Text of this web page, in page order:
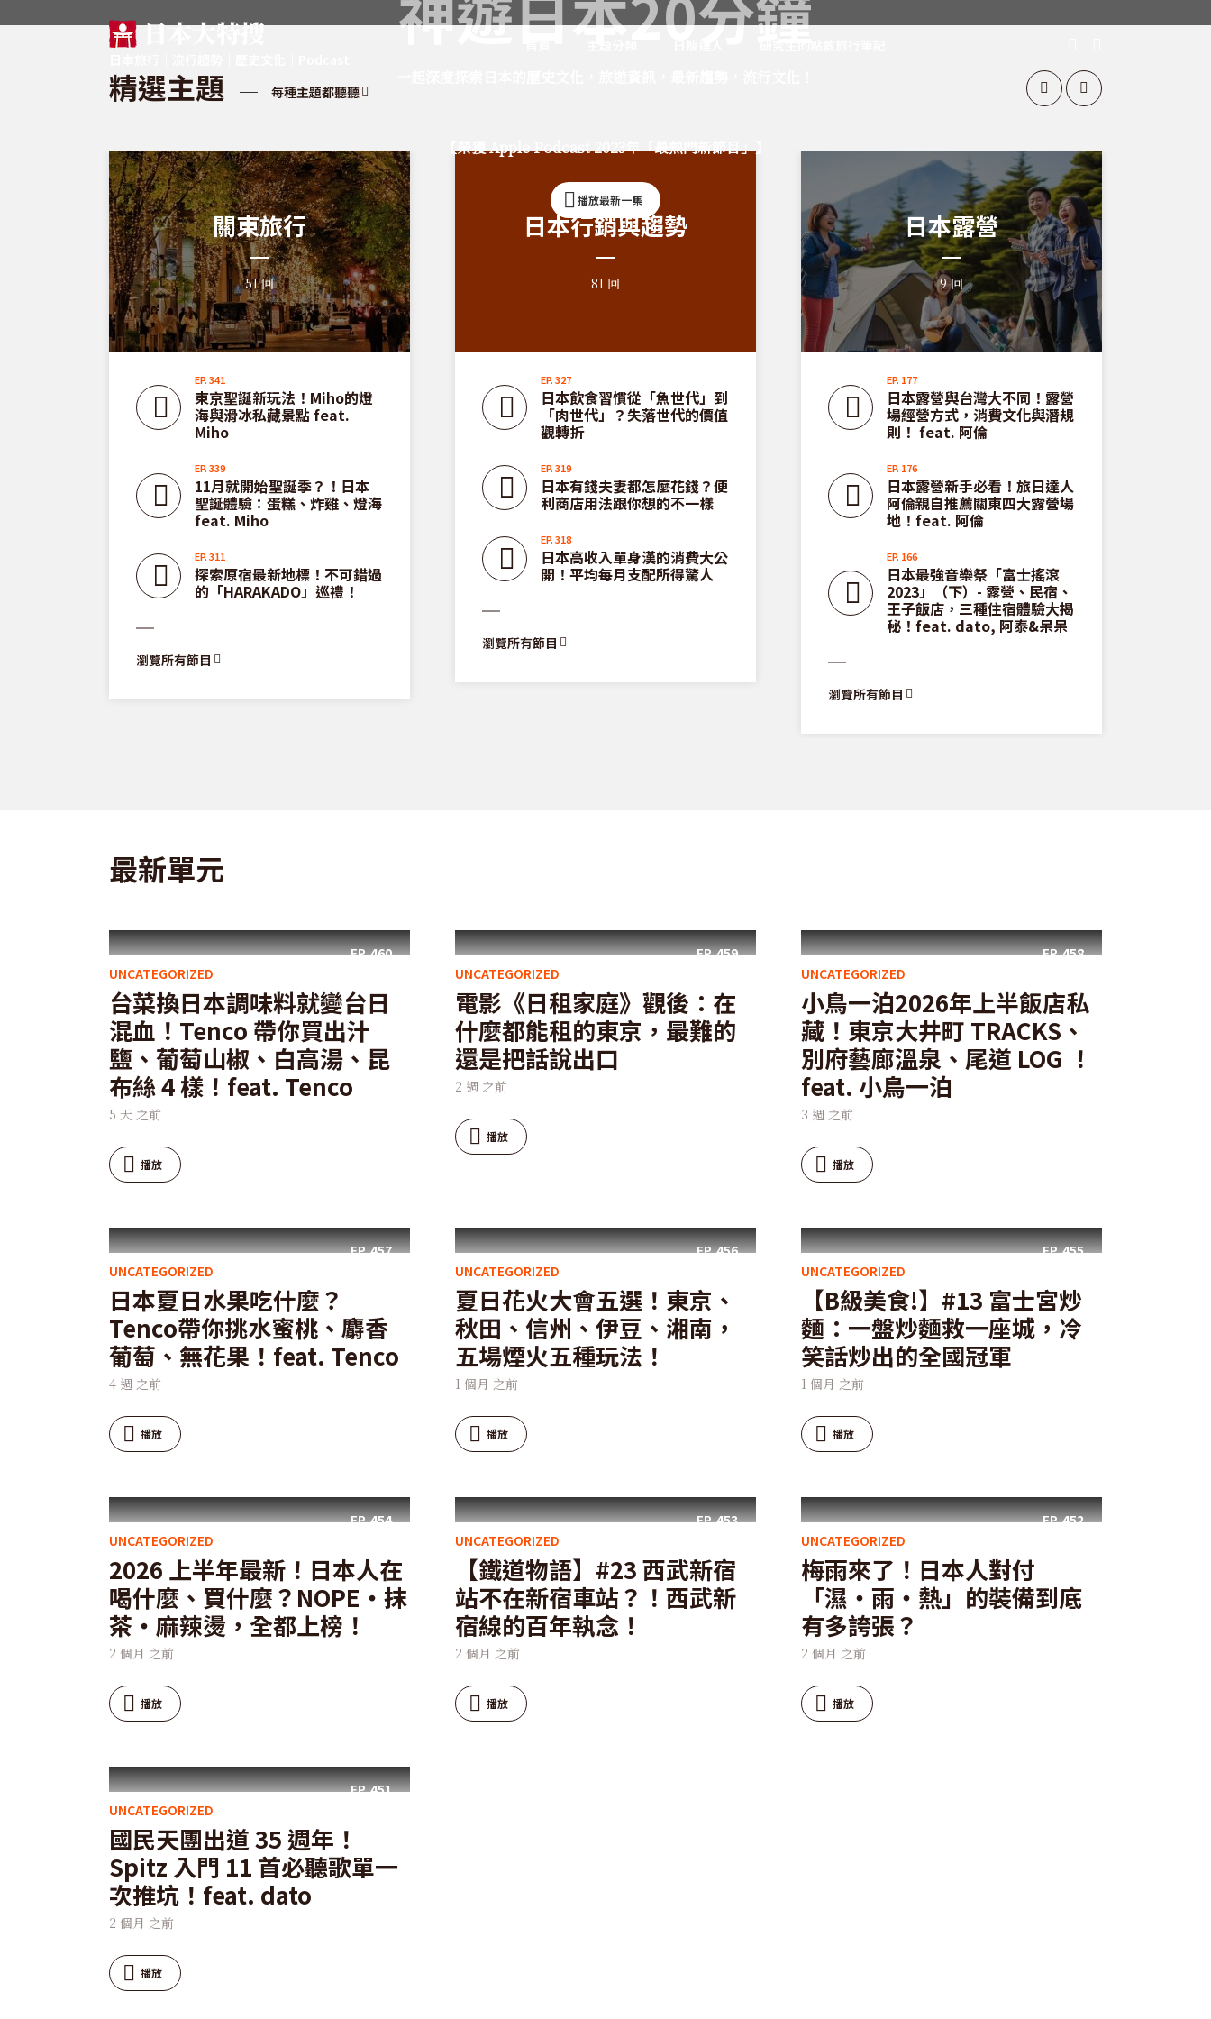
【榮獲 Apple Podcast 2023年「最熱門新節目」】
播放最新一集
精選主題 每種主題都聽聽
關東旅行
51 回
EP. 341
東京聖誕新玩法！Miho的燈
海與滑冰私藏景點 feat.
Miho
EP. 339
11月就開始聖誕季？！日本
聖誕體驗：蛋糕、炸雞、燈海
feat. Miho
EP. 311
探索原宿最新地標！不可錯過
的「HARAKADO」巡禮！
瀏覽所有節目
日本行銷與趨勢
81 回
EP. 327
日本飲食習慣從「魚世代」到
「肉世代」？失落世代的價值
觀轉折
EP. 319
日本有錢夫妻都怎麼花錢？便
利商店用法跟你想的不一樣
EP. 318
日本高收入單身漢的消費大公
開！平均每月支配所得驚人
瀏覽所有節目
日本露營
9 回
EP. 177
日本露營與台灣大不同！露營
場經營方式，消費文化與潛規
則！ feat. 阿倫
EP. 176
日本露營新手必看！旅日達人
阿倫親自推薦關東四大露營場
地！feat. 阿倫
EP. 166
日本最強音樂祭「富士搖滾
2023」（下）- 露營、民宿、
王子飯店，三種住宿體驗大揭
秘！feat. dato, 阿泰&呆呆
瀏覽所有節目
最新單元
EP.460
UNCATEGORIZED
台菜換日本調味料就變台日
混血！Tenco 帶你買出汁
鹽、葡萄山椒、白高湯、昆
布絲 4 樣！feat. Tenco
5 天 之前
播放
EP.459
UNCATEGORIZED
電影《日租家庭》觀後：在
什麼都能租的東京，最難的
還是把話說出口
2 週 之前
播放
EP.458
UNCATEGORIZED
小鳥一泊2026年上半飯店私
藏！東京大井町 TRACKS、
別府藝廊溫泉、尾道 LOG ！
feat. 小鳥一泊
3 週 之前
播放
EP.457
UNCATEGORIZED
日本夏日水果吃什麼？
Tenco帶你挑水蜜桃、麝香
葡萄、無花果！feat. Tenco
4 週 之前
播放
EP.456
UNCATEGORIZED
夏日花火大會五選！東京、
秋田、信州、伊豆、湘南，
五場煙火五種玩法！
1 個月 之前
播放
EP.455
UNCATEGORIZED
【B級美食!】#13 富士宮炒
麵：一盤炒麵救一座城，冷
笑話炒出的全國冠軍
1 個月 之前
播放
EP.454
UNCATEGORIZED
2026 上半年最新！日本人在
喝什麼、買什麼？NOPE・抹
茶・麻辣燙，全都上榜！
2 個月 之前
播放
EP.453
UNCATEGORIZED
【鐵道物語】#23 西武新宿
站不在新宿車站？！西武新
宿線的百年執念！
2 個月 之前
播放
EP.452
UNCATEGORIZED
梅雨來了！日本人對付
「濕・雨・熱」的裝備到底
有多誇張？
2 個月 之前
播放
EP.451
UNCATEGORIZED
國民天團出道 35 週年！
Spitz 入門 11 首必聽歌單一
次推坑！feat. dato
2 個月 之前
播放